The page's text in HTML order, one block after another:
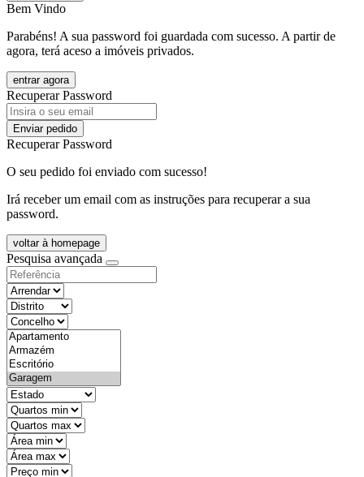
Bem Vindo
Parabéns! A sua password foi guardada com sucesso. A partir de
agora, terá aceso a imóveis privados.
entrar agora
Recuperar Password
Enviar pedido
Recuperar Password
O seu pedido foi enviado com sucesso!
Irá receber um email com as instruções para recuperar a sua
password.
voltar à homepage
Pesquisa avançada
objective
districtId
countyId
types
state
mintypo
maxtypo
minarea
maxarea
minprice